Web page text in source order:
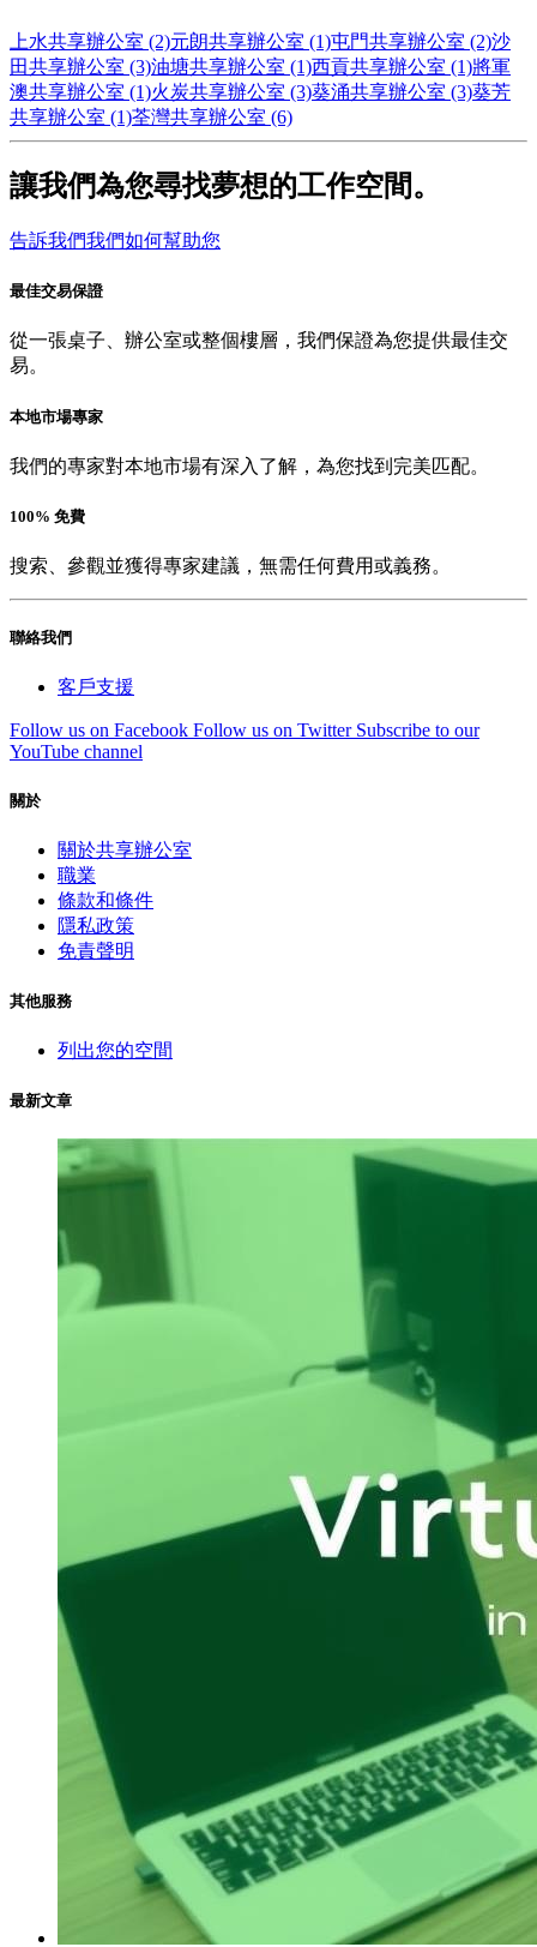
上水共享辦公室 (2)元朗共享辦公室 (1)屯門共享辦公室 (2)沙
田共享辦公室 (3)油塘共享辦公室 (1)西貢共享辦公室 (1)將軍
澳共享辦公室 (1)火炭共享辦公室 (3)葵涌共享辦公室 (3)葵芳
共享辦公室 (1)荃灣共享辦公室 (6)
讓我們為您尋找夢想的工作空間。
告訴我們我們如何幫助您
最佳交易保證
從一張桌子、辦公室或整個樓層，我們保證為您提供最佳交
易。
本地市場專家
我們的專家對本地市場有深入了解，為您找到完美匹配。
100% 免費
搜索、參觀並獲得專家建議，無需任何費用或義務。
聯絡我們
客戶支援
Follow us on Facebook Follow us on Twitter Subscribe to our
YouTube channel
關於
關於共享辦公室
職業
條款和條件
隱私政策
免責聲明
其他服務
列出您的空間
最新文章